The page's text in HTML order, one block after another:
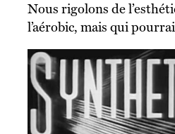
Nous rigolons de
l’aérobic, mais qui